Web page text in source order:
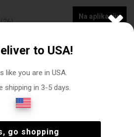
(26)
Na aplikaciju
ženskih papuča
(2)
to USA!
like you are in USA.
shipping in 3-5 days.
go shopping